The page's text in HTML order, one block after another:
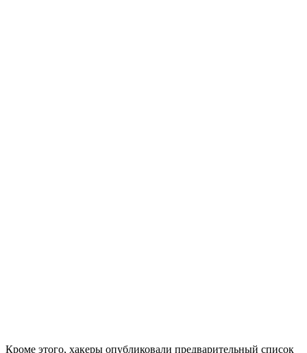
Кроме этого, хакеры опубликовали предварительный список